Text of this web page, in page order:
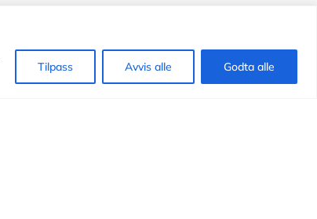
Tilpass Avvis alle Godta alle